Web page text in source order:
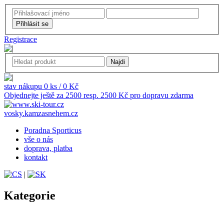
Registrace
stav nákupu 0 ks / 0 Kč
Objednejte ještě za 2500 resp. 2500 Kč pro dopravu zdarma
vosky.kamzasnehem.cz
Poradna Sporticus
vše o nás
doprava, platba
kontakt
|
Kategorie